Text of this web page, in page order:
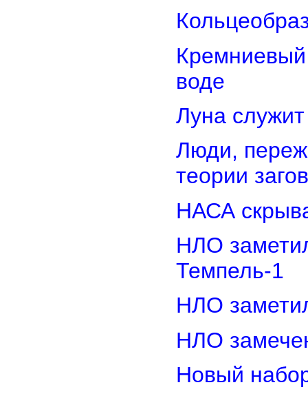
воде
Луна
Люди,
теории
НАСА
НЛО
Темпель-1
НЛО
НЛО
Новый